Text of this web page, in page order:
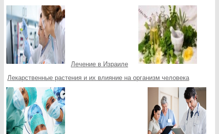
Лечение в Израиле
Лекарственные растения и их влияние на организм человека